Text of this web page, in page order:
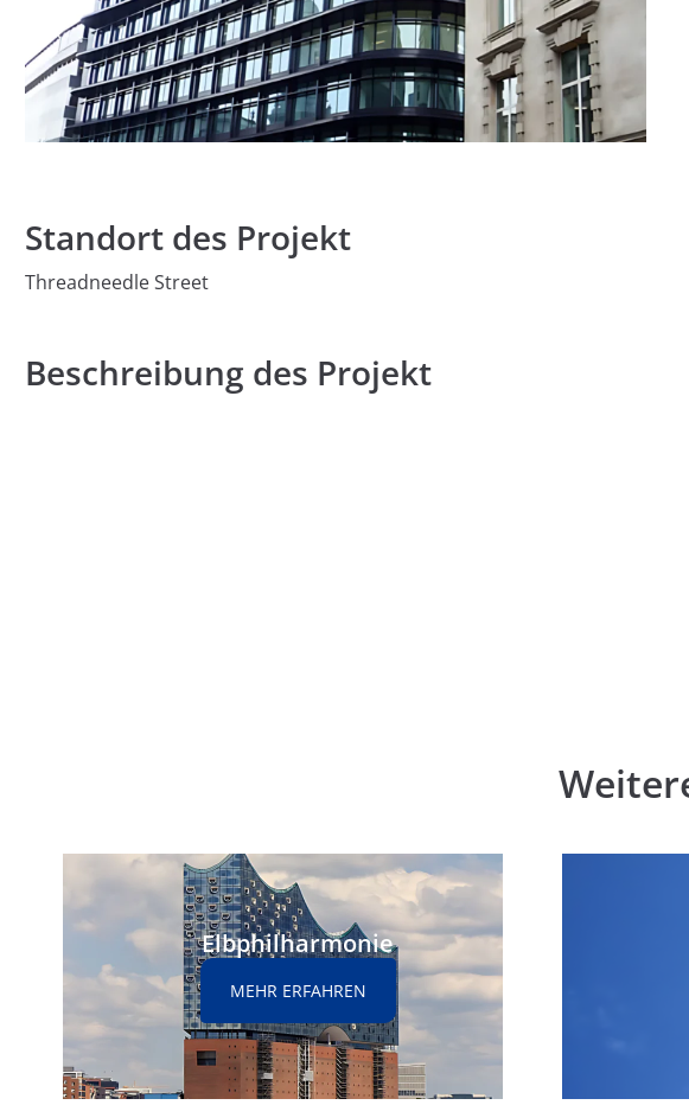
Standort des Projekt
Threadneedle Street
Beschreibung des Projekt
Elbphilharmonie
MEHR ERFAHREN